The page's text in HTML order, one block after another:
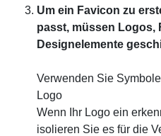
Um ein Favicon zu
passt, müssen Logos,
Designelemente
Verwenden Sie
Logo
Wenn Ihr Logo ein
isolieren Sie es für die